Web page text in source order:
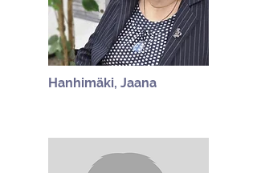
Hanhimäki, Jaana